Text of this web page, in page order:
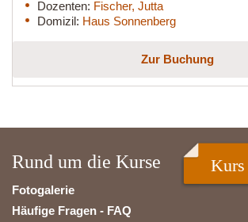
Dozenten: Fischer, Jutta
Domizil: Haus Sonnenberg
Zur Buchung
Rund um die Kurse
Fotogalerie
Häufige Fragen - FAQ
Kurs